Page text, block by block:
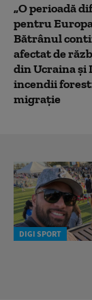
„O perioadă
pentru
Bătrânul
afectat de
din Ucraina și
incendii
migrație
DIGI SPORT